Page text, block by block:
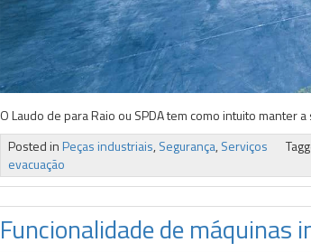
O Laudo de para Raio ou SPDA tem como intuito
Posted inPeças industriais,Segurança,Serviços
evacuação
Funcionalidade de máquinas